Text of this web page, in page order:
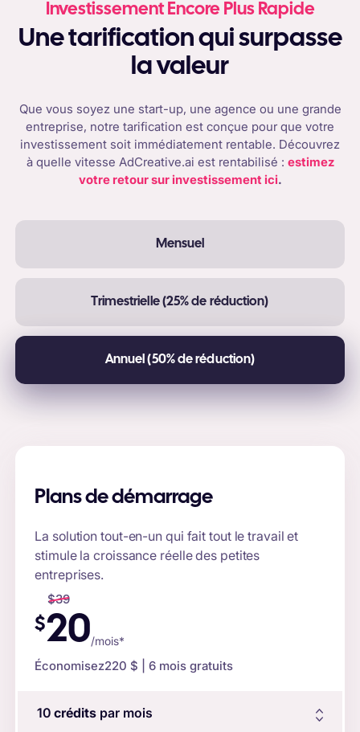
Investissement Encore Plus Rapide
Une tarification qui surpasse
la valeur
Que vous soyez une start-up, une agence ou une grande
entreprise, notre tarification est conçue pour que votre
investissement soit immédiatement rentable. Découvrez
à quelle vitesse AdCreative.ai est rentabilisé : estimez
votre retour sur investissement ici.
Mensuel
Trimestrielle (25% de réduction)
Annuel (50% de réduction)
Plans de démarrage
La solution tout-en-un qui fait tout le travail et
stimule la croissance réelle des petites
entreprises.
$39
$20/mois*
Économisez220 $ | 6 mois gratuits
10 créditspar mois